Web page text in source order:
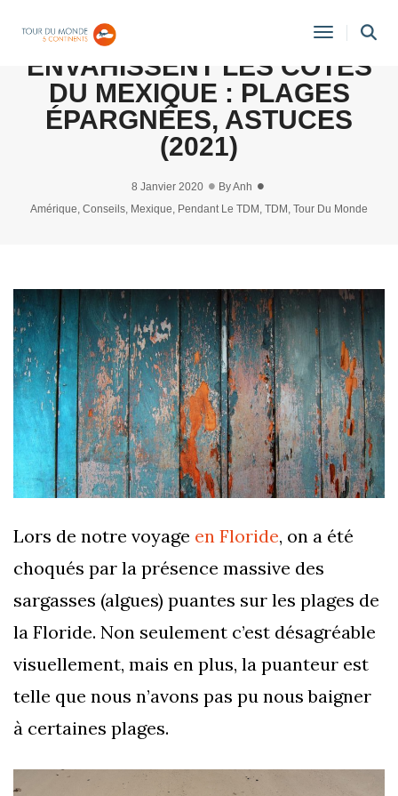
Toggle
LES SARGASSES
ENVAHISSENT LES CÔTES
DU MEXIQUE : PLAGES
ÉPARGNÉES, ASTUCES
(2021)
8 Janvier 2020 ByAnh
Amérique, Conseils, Mexique, Pendant Le TDM , TDM , Tour Du Monde
Lors de notre voyage en Floride, on a été
choqués par la présence massive des
sargasses (algues) puantes sur les plages de
la Floride. Non seulement c’est désagréable
visuellement, mais en plus, la puanteur est
telle que nous n’avons pas pu nous baigner
à certaines plages.